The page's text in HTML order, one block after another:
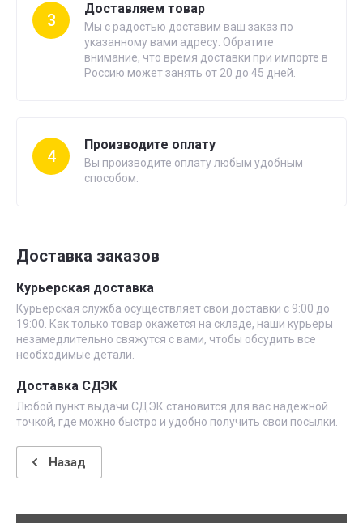
3
Доставляем товар
Мы с радостью доставим ваш заказ по
указанному вами адресу. Обратите
внимание, что время доставки при импорте в
Россию может занять от 20 до 45 дней.
4
Производите оплату
Вы производите оплату любым удобным
способом.
Доставка заказов
Курьерская доставка
Курьерская служба осуществляет свои доставки с 9:00 до
19:00. Как только товар окажется на складе, наши курьеры
незамедлительно свяжутся с вами, чтобы обсудить все
необходимые детали.
Доставка СДЭК
Любой пункт выдачи СДЭК становится для вас надежной
точкой, где можно быстро и удобно получить свои посылки.
Назад